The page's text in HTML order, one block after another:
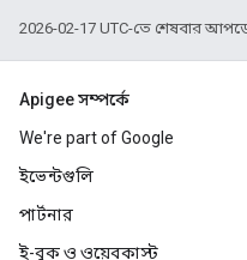
2026-02-17 UTC-তে শেষবার
Apigee সম্পর্কে
We're part of Google
ইভেন্টগুলি
পার্টনার
ই-বুক ও ওয়েবকাস্ট